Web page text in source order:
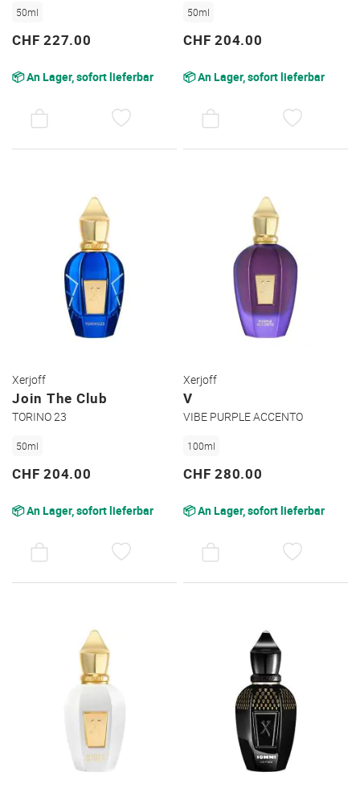
50ml
CHF 227.00
📦 An Lager, sofort lieferbar
50ml
CHF 204.00
📦 An Lager, sofort lieferbar
Xerjoff
Join The Club
TORINO 23
50ml
CHF 204.00
📦 An Lager, sofort lieferbar
Xerjoff
V
VIBE PURPLE ACCENTO
100ml
CHF 280.00
📦 An Lager, sofort lieferbar